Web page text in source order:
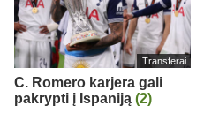
Transferai
C. Romero karjera gali
pakrypti į Ispaniją (2)